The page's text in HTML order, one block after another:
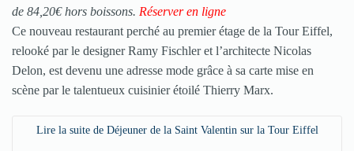
de 84,20€ hors boissons. Réserver en ligne
Ce nouveau restaurant perché au premier étage de la Tour Eiffel,
relooké par le designer Ramy Fischler et l’architecte Nicolas
Delon, est devenu une adresse mode grâce à sa carte mise en
scène par le talentueux cuisinier étoilé Thierry Marx.
Lire la suite de Déjeuner de la Saint Valentin sur la Tour Eiffel